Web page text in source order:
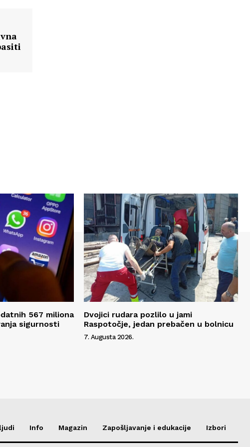
567 miliona
sigurnosti
Dvojici rudara pozlilo u jami
Raspotočje, jedan prebačen u bolnicu
7. Augusta 2026.
Info Magazin Zapošljavanje i edukacije Izbori